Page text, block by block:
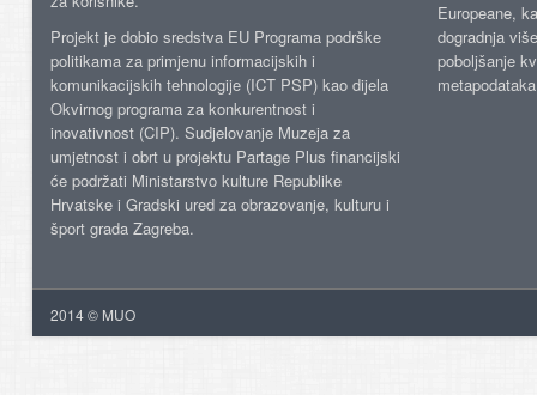
Projekt je dobio sredstva EU Programa podrške
politikama za primjenu informacijskih i
komunikacijskih tehnologije (ICT PSP) kao dijela
Okvirnog programa za konkurentnost i
inovativnost (CIP). Sudjelovanje Muzeja za
umjetnost i obrt u projektu Partage Plus financijski
će podržati Ministarstvo kulture Republike
Hrvatske i Gradski ured za obrazovanje, kulturu i
šport grada Zagreba.
Europeane,
dogradnja
poboljšanje
2014 © MUO